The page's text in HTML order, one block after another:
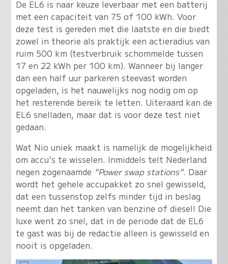
De EL6 is naar keuze leverbaar met een batterij
met een capaciteit van 75 of 100 kWh. Voor
deze test is gereden met die laatste en die biedt
zowel in theorie als praktijk een actieradius van
ruim 500 km (testverbruik schommelde tussen
17 en 22 kWh per 100 km). Wanneer bij langer
dan een half uur parkeren steevast worden
opgeladen, is het nauwelijks nog nodig om op
het resterende bereik te letten. Uiteraard kan de
EL6 snelladen, maar dat is voor deze test niet
gedaan.
Wat Nio uniek maakt is namelijk de mogelijkheid
om accu's te wisselen. Inmiddels telt Nederland
negen zogenaamde "Power swap stations". Daar
wordt het gehele accupakket zo snel gewisseld,
dat een tussenstop zelfs minder tijd in beslag
neemt dan het tanken van benzine of diesel! Die
luxe went zo snel, dat in de periode dat de EL6
te gast was bij de redactie alleen is gewisseld en
nooit is opgeladen.